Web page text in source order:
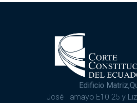
Edificio
José Tamayo E10 25 y